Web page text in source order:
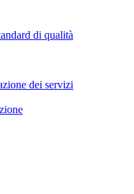
di qualità
dei servizi